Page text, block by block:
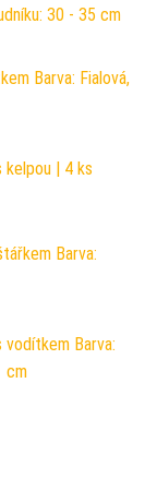
30 - 35 cm
Barva: Fialová,
kelpou | 4 ks
Barva:
Barva:
cm